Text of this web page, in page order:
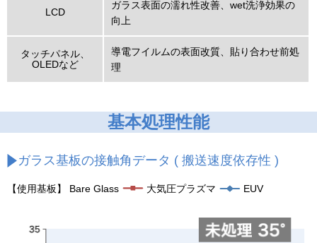
LCD
ガラス表面の濡れ性改善、wet洗浄効果の
向上
タッチパネル、
OLEDなど
導電フイルムの表面改質、貼り合わせ前処
理
基本処理性能
ガラス基板の接触角データ ( 搬送速度依存性 )
【使用基板】 Bare Glass 大気圧プラズマ EUV